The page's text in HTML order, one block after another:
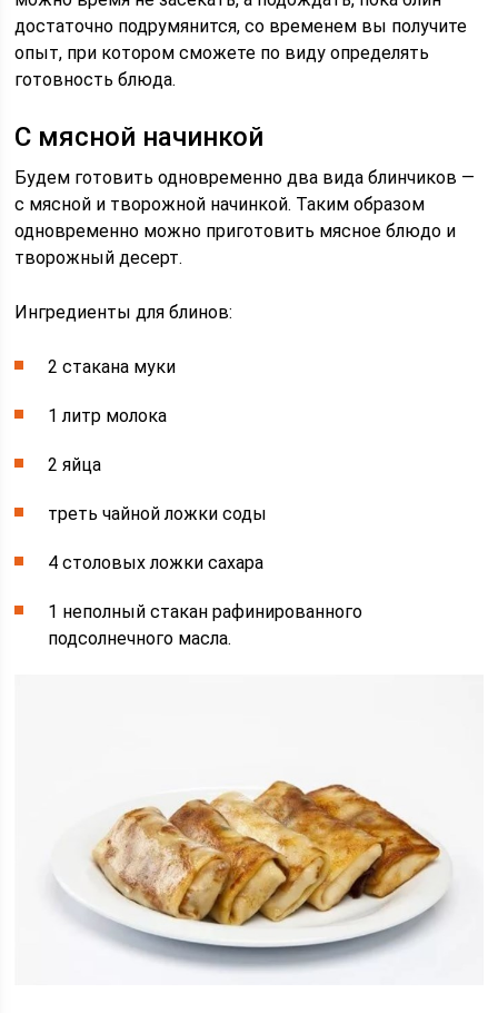
достаточно подрумянится, со временем вы получите
опыт, при котором сможете по виду определять
готовность блюда.
С мясной начинкой
Будем готовить одновременно два вида блинчиков —
с мясной и творожной начинкой. Таким образом
одновременно можно приготовить мясное блюдо и
творожный десерт.
Ингредиенты для блинов:
2 стакана муки
1 литр молока
2 яйца
треть чайной ложки соды
4 столовых ложки сахара
1 неполный стакан рафинированного
подсолнечного масла.